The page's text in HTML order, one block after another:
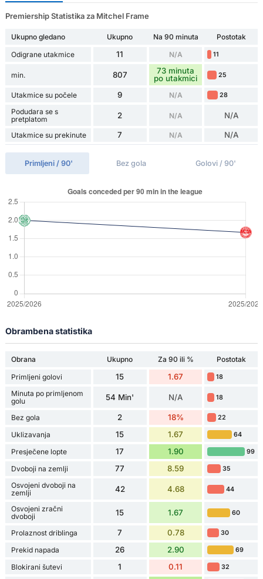
Premiership Statistika za Mitchel Frame
Ukupno gledano Ukupno Na 90 minuta
Postotak
Odigrane utakmice
11 N/A 11
min. 807
73 minuta
po utakmici
25
Utakmice su počele 9 N/A 28
Podudara se s
pretplatom
2 N/A N/A
Utakmice su prekinute 7 N/A N/A
Primljeni / 90' Bez gola Golovi / 90'
Obrambena statistika
Obrana Ukupno Za 90 ili %
Postotak
Primljeni golovi
15 1.67 18
Minuta po primljenom
golu
54 Min' N/A 18
Bez gola 2 18% 22
Uklizavanja 15 1.67 64
Presječene lopte 17 1.90 99
Dvoboji na zemlji 77 8.59 35
Osvojeni dvoboji na
zemlji
42 4.68 44
Osvojeni zračni
dvoboji
15 1.67 60
Prolaznost driblinga 7 0.78 30
Prekid napada 26 2.90 69
Blokirani šutevi 1 0.11 32